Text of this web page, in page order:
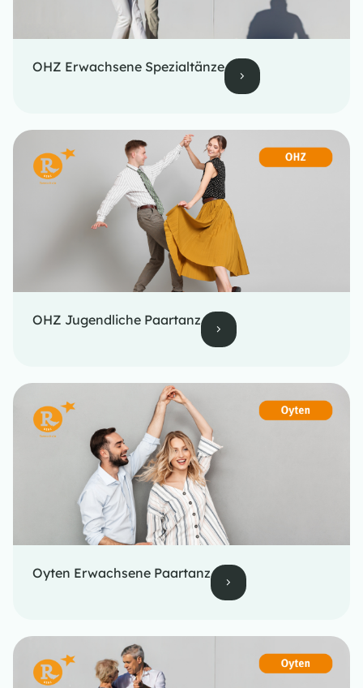
OHZ Erwachsene Spezialtänze
OHZ Jugendliche Paartanz
Oyten Erwachsene Paartanz